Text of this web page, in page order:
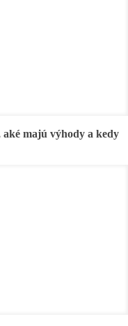
majú výhody a kedy